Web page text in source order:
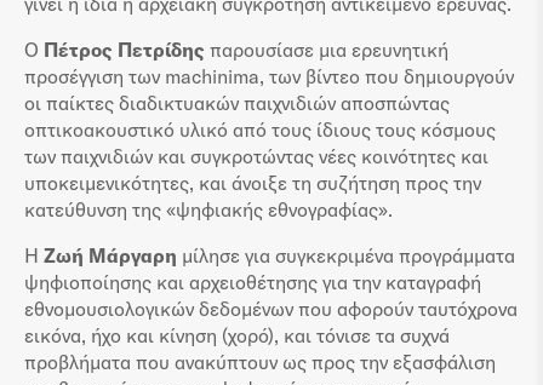
Ο Πέτρος Πετρίδης παρουσίασε μια ερευνητική
προσέγγιση των machinima, των βίντεο που δημιουργούν
οι παίκτες διαδικτυακών παιχνιδιών αποσπώντας
οπτικοακουστικό υλικό από τους ίδιους τους κόσμους
των παιχνιδιών και συγκροτώντας νέες κοινότητες και
υποκειμενικότητες, και άνοιξε τη συζήτηση προς την
κατεύθυνση της «ψηφιακής εθνογραφίας».
Η Ζωή Μάργαρη μίλησε για συγκεκριμένα προγράμματα
ψηφιοποίησης και αρχειοθέτησης για την καταγραφή
εθνομουσιολογικών δεδομένων που αφορούν ταυτόχρονα
εικόνα, ήχο και κίνηση (χορό), και τόνισε τα συχνά
προβλήματα που ανακύπτουν ως προς την εξασφάλιση